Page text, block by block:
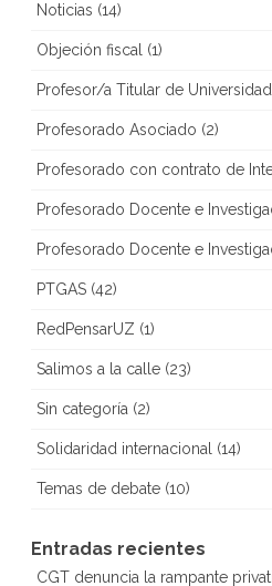
Noticias (14)
Objeción fiscal (1)
Profesor/a Titular de Universidad
Profesorado Asociado (2)
Profesorado con contrato de
Profesorado Docente e
Profesorado Docente e
PTGAS (42)
RedPensarUZ (1)
Salimos a la calle (23)
Sin categoría (2)
Solidaridad internacional (14)
Temas de debate (10)
Entradas recientes
CGT denuncia la rampante